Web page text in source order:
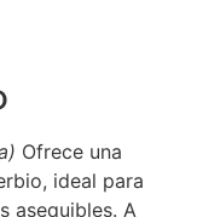
Ofrece una
ideal para
asequibles. A